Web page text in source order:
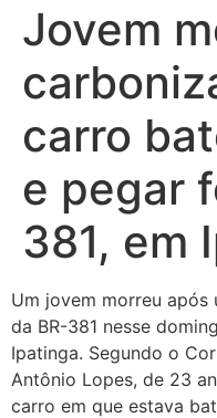
Jovem
carro
e pegar
381, em
Um jovem morreu
da BR-381 nesse
Ipatinga. Segundo o
Antônio Lopes, de 23
carro em que estava